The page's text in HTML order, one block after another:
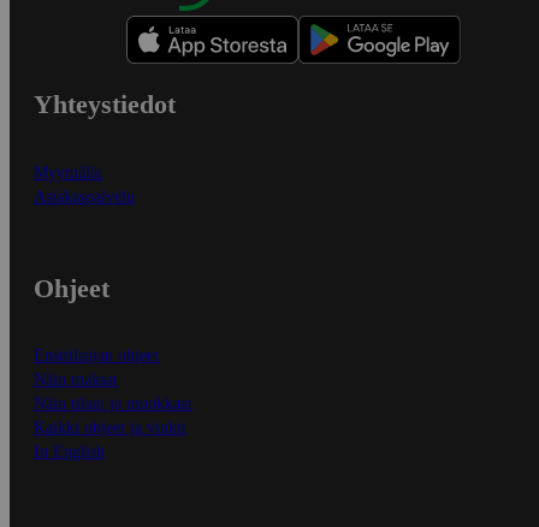
Yhteystiedot
Myymälät
Asiakaspalvelu
Ohjeet
Ensitilaajan ohjeet
Näin maksat
Näin tilaat ja muokkaat
Kaikki ohjeet ja vinkit
In English